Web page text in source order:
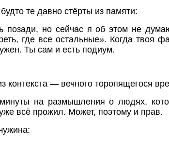
те давно стёрты из памяти:
позади, но сейчас я об этом не
где все остальные». Когда твоя
Ты сам и есть подиум.
контекста — вечного торопящегося
на размышления о людях,
всё прожил. Может, поэтому и прав.